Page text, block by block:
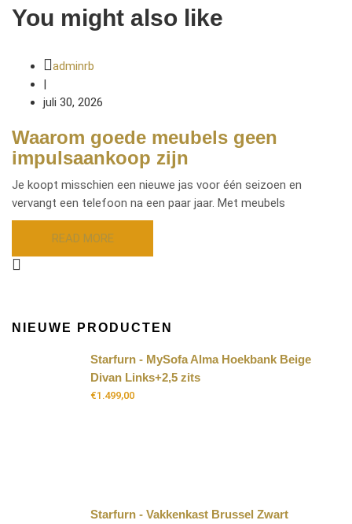
You might also like
adminrb
|
juli 30, 2026
Waarom goede meubels geen
impulsaankoop zijn
Je koopt misschien een nieuwe jas voor één seizoen en
vervangt een telefoon na een paar jaar. Met meubels
READ MORE
NIEUWE PRODUCTEN
Starfurn - MySofa Alma Hoekbank Beige
Divan Links+2,5 zits
€1.499,00
Starfurn - Vakkenkast Brussel Zwart